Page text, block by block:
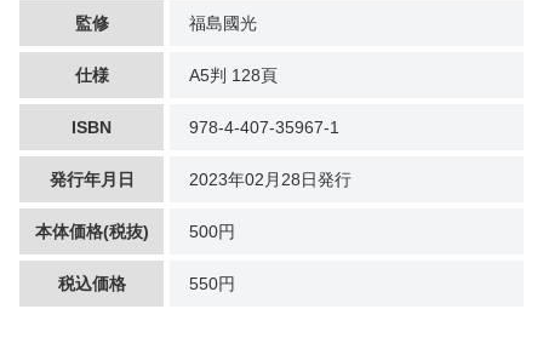
監修 福島國光
仕様 A5判 128頁
ISBN 978-4-407-35967-1
発行年月日 2023年02月28日発行
本体価格(税抜) 500円
税込価格 550円